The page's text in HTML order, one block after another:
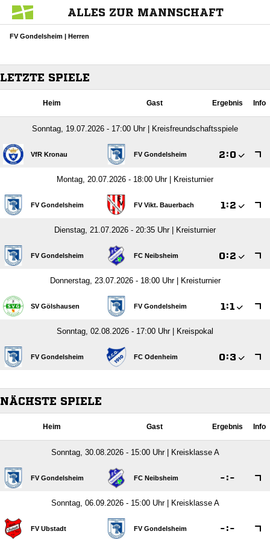
ALLES ZUR MANNSCHAFT
FV Gondelsheim | Herren
LETZTE SPIELE
Heim Gast Ergebnis Info
Sonntag, 19.07.2026 - 17:00 Uhr | Kreisfreundschaftsspiele
VfR Kronau FV Gondelsheim :
Montag, 20.07.2026 - 18:00 Uhr | Kreisturnier
FV Gondelsheim FV Vikt. Bauerbach  :
Dienstag, 21.07.2026 - 20:35 Uhr | Kreisturnier
FV Gondelsheim FC Neibsheim :
Donnerstag, 23.07.2026 - 18:00 Uhr | Kreisturnier
SV Gölshausen FV Gondelsheim  :
Sonntag, 02.08.2026 - 17:00 Uhr | Kreispokal
FV Gondelsheim FC Odenheim :
NÄCHSTE SPIELE
Heim Gast Ergebnis Info
Sonntag, 30.08.2026 - 15:00 Uhr | Kreisklasse A
FV Gondelsheim FC Neibsheim :
Sonntag, 06.09.2026 - 15:00 Uhr | Kreisklasse A
FV Ubstadt FV Gondelsheim :